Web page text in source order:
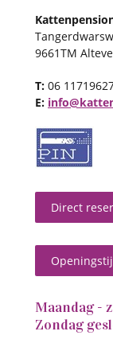
9661TM
T: 06
E:
Direct
Maandag -
Zondag